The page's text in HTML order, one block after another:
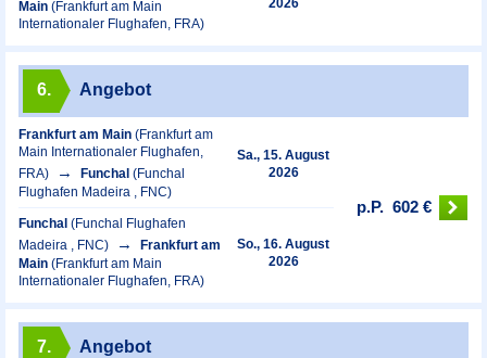
Main (Frankfurt am Main
Internationaler Flughafen, FRA)
2026
6. Angebot
Frankfurt am Main (Frankfurt am
Main Internationaler Flughafen,
FRA)
Funchal (Funchal
Flughafen Madeira , FNC)
Sa., 15. August
2026
Funchal (Funchal Flughafen
Madeira , FNC)
Frankfurt am
Main (Frankfurt am Main
Internationaler Flughafen, FRA)
So., 16. August
2026
p.P. 602 €
7. Angebot